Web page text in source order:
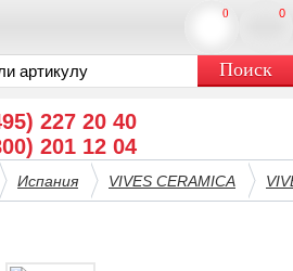
227 20 40
201 12 04
0
0
Испания VIVES CERAMICA